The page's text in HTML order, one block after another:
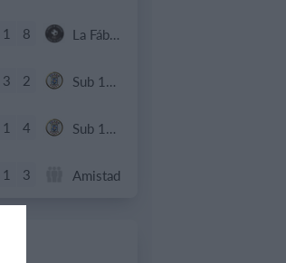
1 8 La Fábrica de Chocolate
3 2 Sub 12 Avanzado
1 4 Sub 10 Avanzado
1 3 Amistad